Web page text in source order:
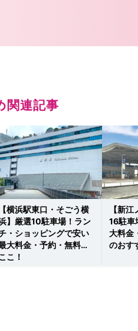
関連記事
【横浜駅東口・そごう横
】厳選10駐車場！ラン
・ショッピングで安い
大料金・予約・無料は
こ！
【新
16駐車
大料金
のおす